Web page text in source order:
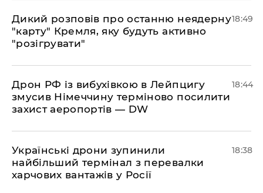
​Дикий розповів про останню неядерну
"карту" Кремля, яку будуть активно
"розігрувати"
18:49
​Дрон РФ із вибухівкою в Лейпцигу
змусив Німеччину терміново посилити
захист аеропортів — DW
18:44
​Українські дрони зупинили
найбільший термінал з перевалки
харчових вантажів у Росії
18:38